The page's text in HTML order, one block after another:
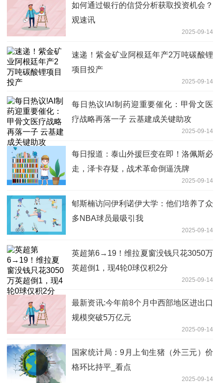
如何通过银行的信贷分析获取投资机会？
观速讯
2025-09-14
速递！紫金矿业阿根廷年产2万吨碳酸锂
项目投产
2025-09-14
每日热议!AI制药迎重要催化：甲骨文医
疗战略再落一子 云基建成关键助攻
2025-09-14
每日报道：泰山外援巨变在即！洛佩斯必
走，泽卡存疑，战术革命倒逼洗牌
2025-09-14
郇斯楠访问伊利诺伊大学：他们培养了众
多NBA球员最吸引我
2025-09-14
英超第6→19！维拉夏窗没钱只花3050万
英超倒1，现4轮0球仅积2分
2025-09-14
最新资讯:今年前8个月中西部地区进出口
规模突破5万亿元
2025-09-14
国家统计局：9月上旬生猪（外三元）价
格环比持平_看点
2025-09-14